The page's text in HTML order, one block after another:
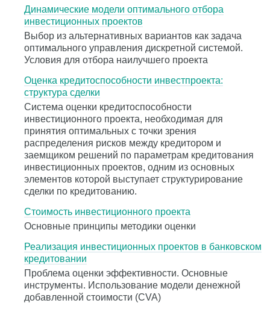
Динамические модели оптимального отбора
инвестиционных проектов
Выбор из альтернативных вариантов как задача
оптимального управления дискретной системой.
Условия для отбора наилучшего проекта
Оценка кредитоспособности инвестпроекта:
структура сделки
Система оценки кредитоспособности
инвестиционного проекта, необходимая для
принятия оптимальных с точки зрения
распределения рисков между кредитором и
заемщиком решений по параметрам кредитования
инвестиционных проектов, одним из основных
элементов которой выступает структурирование
сделки по кредитованию.
Стоимость инвестиционного проекта
Основные принципы методики оценки
Реализация инвестиционных проектов в банковском
кредитовании
Проблема оценки эффективности. Основные
инструменты. Использование модели денежной
добавленной стоимости (CVA)